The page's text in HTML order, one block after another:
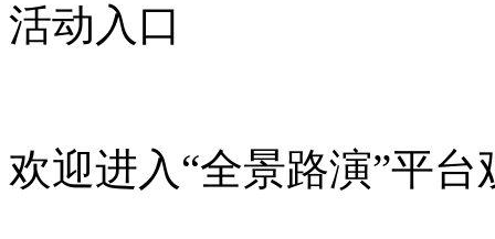
活动入口
欢迎进入“全景路演”平台